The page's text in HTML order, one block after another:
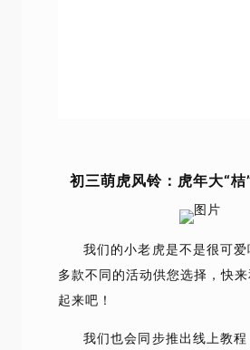
初三萌虎风铃：虎年大“
我们的小老虎是不是很可
多款不同的活动供您选择，快
起来吧！
我们也会同步推出线上教